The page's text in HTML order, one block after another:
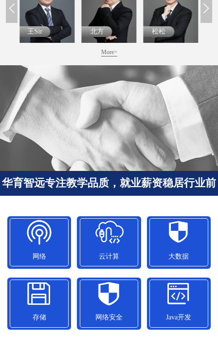
王Sir 北方 松松
More>
华育智远专注教学品质，就业薪资稳居行业前
网络
网络
平均就业薪资
11050元/月
云计算
云计算
平均就业薪资
15300元/月
大数据
大数据
平均就业薪资
12500元/月
存储 网络安全 Java开发